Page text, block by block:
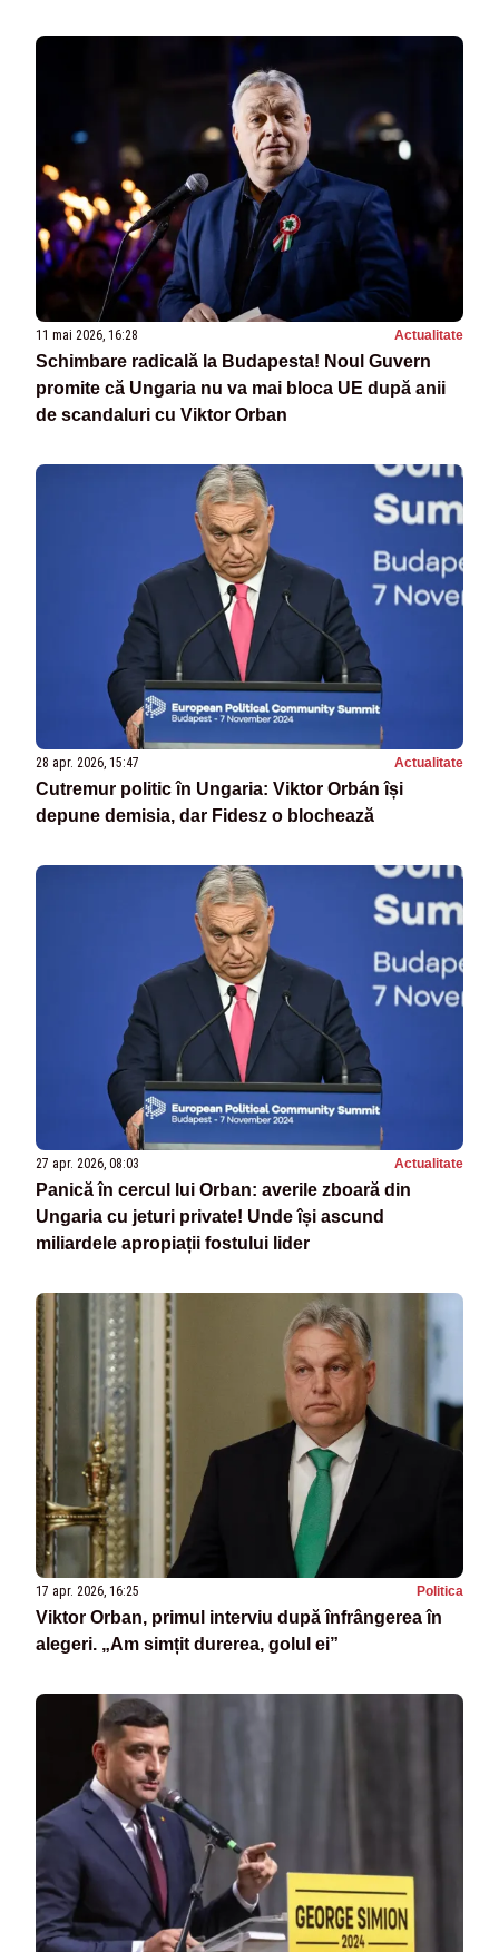
11 mai 2026, 16:28 Actualitate
Schimbare radicală la Budapesta! Noul Guvern
promite că Ungaria nu va mai bloca UE după anii
de scandaluri cu Viktor Orban
28 apr. 2026, 15:47 Actualitate
Cutremur politic în Ungaria: Viktor Orbán își
depune demisia, dar Fidesz o blochează
27 apr. 2026, 08:03 Actualitate
Panică în cercul lui Orban: averile zboară din
Ungaria cu jeturi private! Unde își ascund
miliardele apropiații fostului lider
17 apr. 2026, 16:25 Politica
Viktor Orban, primul interviu după înfrângerea în
alegeri. „Am simțit durerea, golul ei”